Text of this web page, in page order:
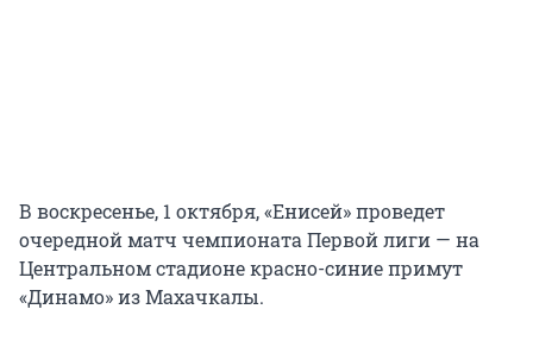
В воскресенье, 1 октября, «Енисей» проведет
очередной матч чемпионата Первой лиги — на
Центральном стадионе красно-синие примут
«Динамо» из Махачкалы.